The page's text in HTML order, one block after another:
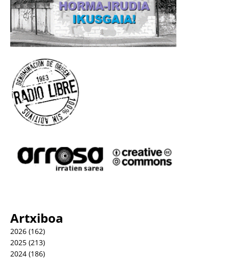
Artxiboa
2026 (162)
2025 (213)
2024 (186)